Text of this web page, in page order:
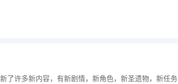
了许多新内容，有新剧情，新角色，新圣遗物，新任务